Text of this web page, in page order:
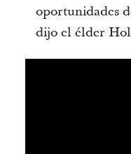
oportunidades
dijo el élder